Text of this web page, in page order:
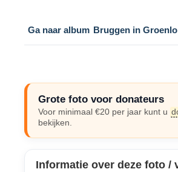
Ga naar album Bruggen in Groenlo
Grote foto voor donateurs
Voor minimaal €20 per jaar kunt u
bekijken.
Informatie over deze foto /